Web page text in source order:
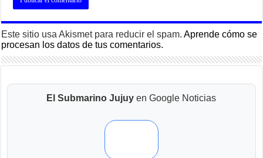
Este sitio usa Akismet para reducir el spam.Aprende cómo se
procesan los datos de tus comentarios.
El Submarino Jujuy en Google Noticias